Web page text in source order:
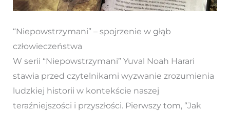
“Niepowstrzymani” – spojrzenie w głąb
człowieczeństwa
W serii “Niepowstrzymani” Yuval Noah Harari
stawia przed czytelnikami wyzwanie zrozumienia
ludzkiej historii w kontekście naszej
teraźniejszości i przyszłości. Pierwszy tom, “Jak